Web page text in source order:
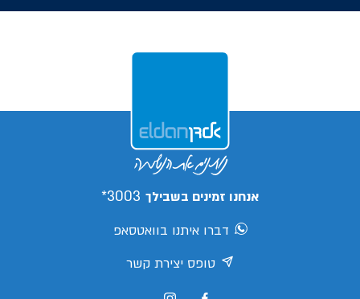
אנחנו זמינים בשבילך 3003*
דברו איתנו בוואטסאפ
טופס יצירת קשר